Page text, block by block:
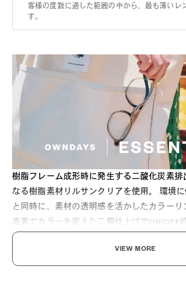
客様の度数に適した範囲の中から、最も薄いレ
す。
樹脂フレーム成形時に発生する二酸化炭素排
なる樹脂素材リルサンクリアを使用。 環境
と同時に、素材の透明感を活かしたカラーリ
表裏でカラーを変えた二層仕上げでON/OFF
なっております。
VIEW MORE